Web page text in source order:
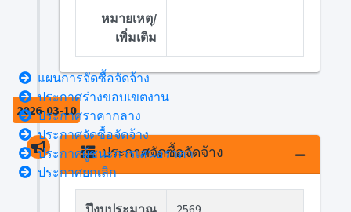
หมายเหตุ/
เพิ่มเติม
2026-03-10
ประกาศจัดซื้อจัดจ้าง
ปีงบประมาณ 2569
แผนการจัดซื้อจัดจ้าง
ประกาศร่างขอบเขตงาน
ประกาศราคากลาง
ประกาศจัดซื้อจัดจ้าง
ประกาศผู้ชนะการเสนอราคา
ประกาศยกเลิก